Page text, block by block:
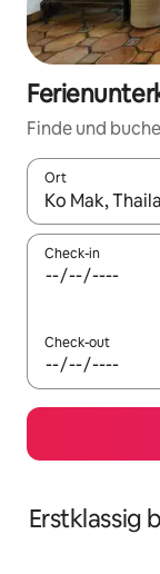
Finde und
Ort
Wenn
Check-in
Check-out
Erstklassig